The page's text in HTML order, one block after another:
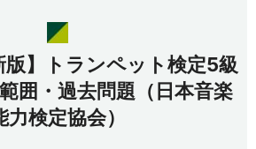
版】トランペット検定5級
囲・過去問題（日本音楽
力検定協会）